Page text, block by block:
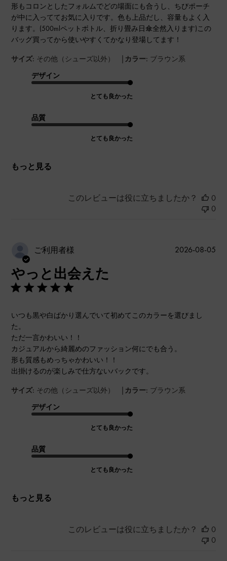
形もコロンとしたフォルムでどの場面にも合うし、ちびポーチ
が中に入っててお気に入りです。色も上品だし、容量もよく入
ります。(500mlペットボトル、折り畳み日傘全然入ります)この
バッグ買ってから使いやすくてかなり登場してます！
サイズ: その他（シューズ以外） | カラー: ブラウン系
デザイン
とても良かった
品質
とても良かった
もっと見る
このレビューは役に立ちましたか？
0
0
ご利用者様
やっと出会えた
いつも黒や白ばかり選んでいて初めてこのカラーを選びまし
た。
ただ一言かわいい！！
カジュアルから綺麗めのファッション何にでも合う。
形も質感もめっちゃかわいい！！
出掛けるのが楽しみで仕方ないバックです。
サイズ: その他（シューズ以外） | カラー: ブラウン系
デザイン
とても良かった
品質
とても良かった
もっと見る
公
2026-08-05
このレビューは役に立ちましたか？
0
0